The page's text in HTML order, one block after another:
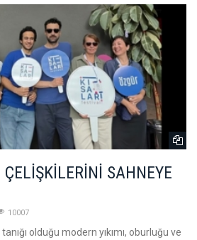
SAHNEYE
10007
olduğu modern yıkımı, oburluğu ve